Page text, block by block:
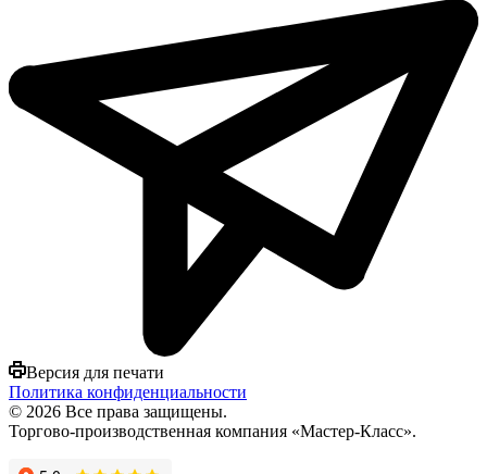
Версия для печати
Политика конфиденциальности
© 2026 Все права защищены.
Торгово-производственная компания «Мастер-Класс».